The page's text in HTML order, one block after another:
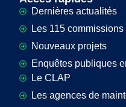
Dernières actualités
Les 115
Nouveaux projets
Enquêtes publiques
Le CLAP
Les agences de